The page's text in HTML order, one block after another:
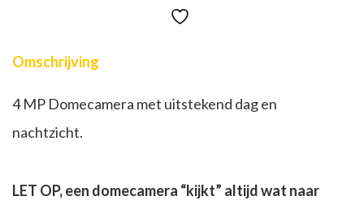
Omschrijving
4 MP Domecamera met uitstekend dag en
nachtzicht.
LET OP, een domecamera “kijkt” altijd wat naar